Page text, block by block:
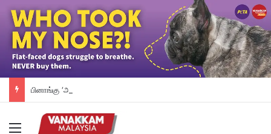
பினாங்கு ‘அவுடி’ கார் உட்பட 4 கார்கள் தீப்பற்றி சேதம்
Menu